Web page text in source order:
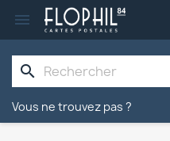

search
Vous ne trouvez pas ?